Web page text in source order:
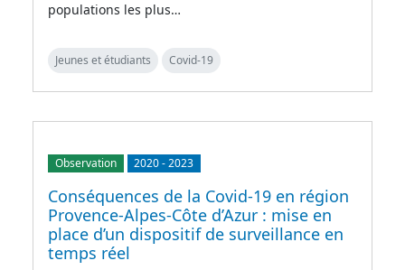
populations les plus…
Jeunes et étudiants Covid-19
Observation 2020-2023
Conséquences de la Covid-19 en région
Provence-Alpes-Côte d’Azur : mise en
place d’un dispositif de surveillance en
temps réel